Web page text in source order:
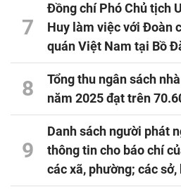
7
Đồng chí Phó Chủ tịch
Huy làm việc với Đoàn
quán Việt Nam tại Bồ
8
Tổng thu ngân sách
năm 2025 đạt trên
9
Danh sách người phát
thông tin cho báo chí
các xã, phường; các